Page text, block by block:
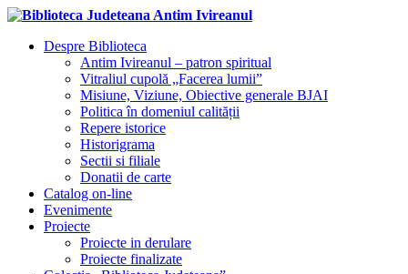
Despre Biblioteca
Antim Ivireanul – patron spiritual
Vitraliul cupolă „Facerea lumii”
Misiune, Viziune, Obiective generale BJAI
Politica în domeniul calității
Repere istorice
Historigrama
Sectii si filiale
Donatii de carte
Catalog on-line
Evenimente
Proiecte
Proiecte in derulare
Proiecte finalizate